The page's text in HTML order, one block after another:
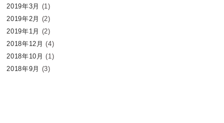
2019年3月 (1)
2019年2月 (2)
2019年1月 (2)
2018年12月 (4)
2018年10月 (1)
2018年9月 (3)